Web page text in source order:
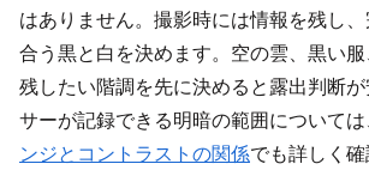
はありません。撮影時には情報を残し
合う黒と白を決めます。空の雲、黒い服
残したい階調を先に決めると露出判断
サーが記録できる明暗の範囲については
ンジとコントラストの関係でも詳しく確